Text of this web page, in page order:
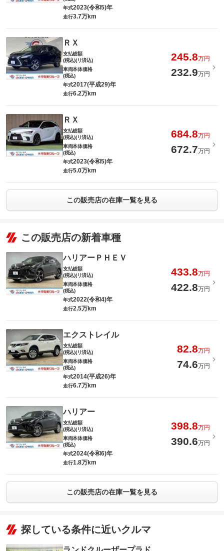
年式2023(令和5)年
走行3.7万km
ＲＸ
支払総額
(税込)(リ済込)
245.8万円
車両本体価格
(税込)
232.9万円
年式2017(平成29)年
走行6.2万km
ＲＸ
支払総額
(税込)(リ済込)
684.8万円
車両本体価格
(税込)
672.7万円
年式2023(令和5)年
走行5.0万km
この販売店の在庫一覧を見る
この販売店の新着車種
ハリアーＰＨＥＶ
支払総額
(税込)(リ済込)
433.8万円
車両本体価格
(税込)
422.8万円
年式2022(令和4)年
走行2.5万km
エクストレイル
支払総額
(税込)(リ済込)
82.8万円
車両本体価格
(税込)
74.6万円
年式2014(平成26)年
走行6.7万km
ハリアー
支払総額
(税込)(リ済込)
398.8万円
車両本体価格
(税込)
390.6万円
年式2024(令和6)年
走行1.8万km
この販売店の在庫一覧を見る
探している条件に近いクルマ